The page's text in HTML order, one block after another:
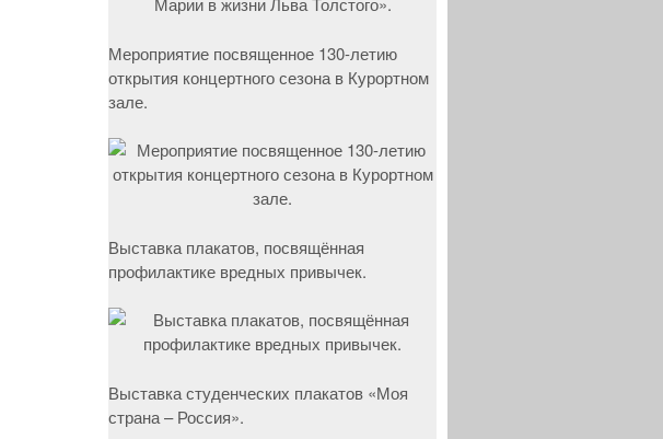
Мероприятие посвященное 130-летию
открытия концертного сезона в Курортном
зале.
Выставка плакатов, посвящённая
профилактике вредных привычек.
Выставка студенческих плакатов «Моя
страна – Россия».